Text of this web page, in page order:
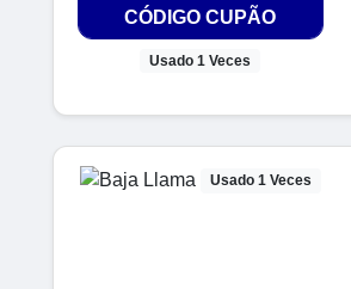
CÓDIGO CUPÃO
Usado 1 Veces
Usado 1 Veces